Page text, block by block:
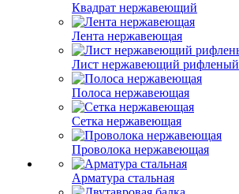
Квадрат нержавеющий
Лента нержавеющая
Лист нержавеющий рифленый
Полоса нержавеющая
Сетка нержавеющая
Проволока нержавеющая
Арматура стальная